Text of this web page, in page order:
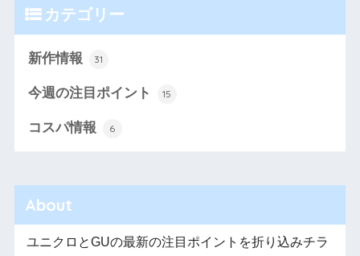
カテゴリー
新作情報 31
今週の注目ポイント 15
コスパ情報 6
About
ユニクロとGUの最新の注目ポイントを折り込みチラ